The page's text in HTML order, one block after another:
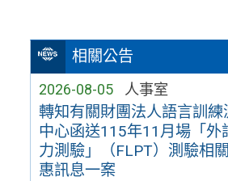
相關公告
2026-08-05 人事室
轉知有關財團法人語言訓練
中心函送115年11月場「外
力測驗」（FLPT）測驗相
惠訊息一案